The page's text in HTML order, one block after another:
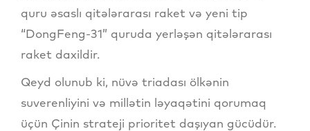
quru əsaslı qitələrarası raket və yeni tip
“DongFeng-31” quruda yerləşən qitələrarası
raket daxildir.
Qeyd olunub ki, nüvə triadası ölkənin
suverenliyini və millətin ləyaqətini qorumaq
üçün Çinin strateji prioritet daşıyan gücüdür.